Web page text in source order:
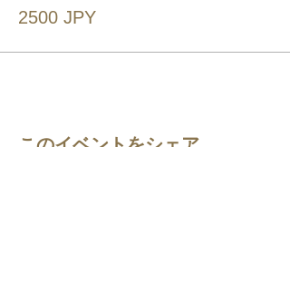
2500 JPY
このイベントをシェア